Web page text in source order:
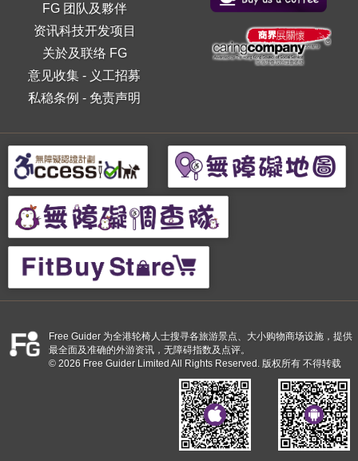
FG 团队及夥伴
资讯科技开发项目
关於及联络 FG
意见收集 - 义工招募
私稳条例 - 免责声明
Free Guider 为全港轮椅人士搜寻各旅游景点、大小购物商场设施，提供
最全面及准确的外游资讯，无障碍指数及点评。
© 2026 Free Guider Limited All Rights Reserved. 版权所有 不得转载